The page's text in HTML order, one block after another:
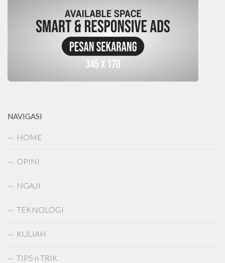
NAVIGASI
HOME
OPINI
NGAJI
TEKNOLOGI
KULIAH
TIPS n TRIK